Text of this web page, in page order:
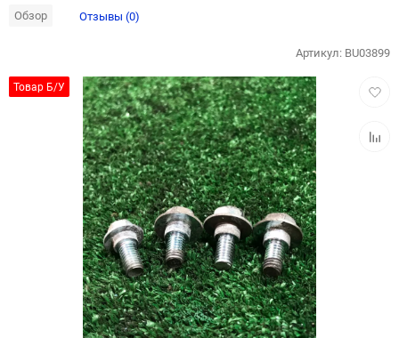
Обзор Отзывы (0)
Товар Б/У
Артикул: BU03899